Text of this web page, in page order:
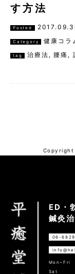
す方法
Posted
Category 健康コラ
tag 治療法 , 腰痛 ,
Copyright
ED・
鍼灸
06-
Mon~Fri
Sat